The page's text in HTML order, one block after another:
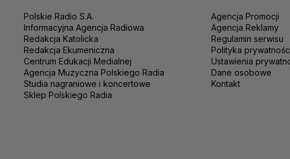
Polskie Radio S.A.
Informacyjna Agencja Radiowa
Redakcja Katolicka
Redakcja Ekumeniczna
Centrum Edukacji Medialnej
Agencja Muzyczna Polskiego Radia
Studia nagraniowe i koncertowe
Sklep Polskiego Radia
Agencja Promocji
Agencja Reklamy
Regulamin serwisu
Polityka
Ustawienia
Dane osobowe
Kontakt